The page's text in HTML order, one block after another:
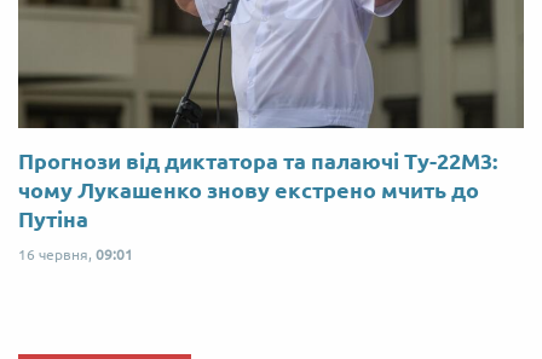
Прогнози від диктатора та палаючі Ту-22М3:
чому Лукашенко знову екстрено мчить до
Путіна
16 червня, 09:01